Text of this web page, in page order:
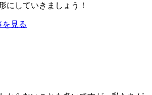
にしていきましょう！
を見る